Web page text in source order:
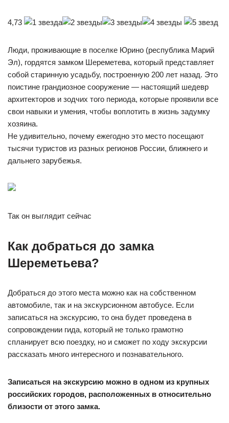
4,73
Люди, проживающие в поселке Юрино (республика Марий
Эл), гордятся замком Шереметева, который представляет
собой старинную усадьбу, построенную 200 лет назад. Это
поистине грандиозное сооружение — настоящий шедевр
архитекторов и зодчих того периода, которые проявили все
свои навыки и умения, чтобы воплотить в жизнь задумку
хозяина.
Не удивительно, почему ежегодно это место посещают
тысячи туристов из разных регионов России, ближнего и
дальнего зарубежья.
Так он выглядит сейчас
Как добраться до замка
Шереметьева?
Добраться до этого места можно как на собственном
автомобиле, так и на экскурсионном автобусе. Если
записаться на экскурсию, то она будет проведена в
сопровождении гида, который не только грамотно
спланирует всю поездку, но и сможет по ходу экскурсии
рассказать много интересного и познавательного.
Записаться на экскурсию можно в одном из крупных
российских городов, расположенных в относительно
близости от этого замка.